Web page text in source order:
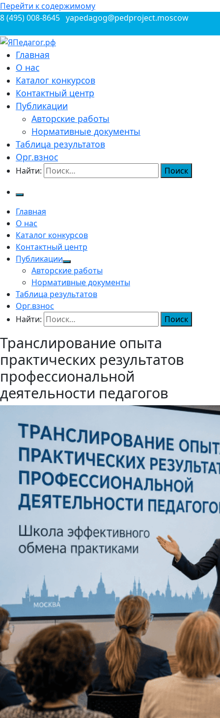
Перейти к содержимому
8 (495) 008-8645 yapedagog@pedproject.moscow
ЯПедагог.рф
Всероссийские конкурсы для педагогов
Главная
О нас
Каталог конкурсов
Контактный центр
Публикации
Авторские работы
Нормативные документы
Таблица результатов
Орг.взнос
Найти:
Главная
О нас
Каталог конкурсов
Контактный центр
Публикации
Авторские работы
Нормативные документы
Таблица результатов
Орг.взнос
Найти:
Транслирование опыта
практических результатов
профессиональной
деятельности педагогов